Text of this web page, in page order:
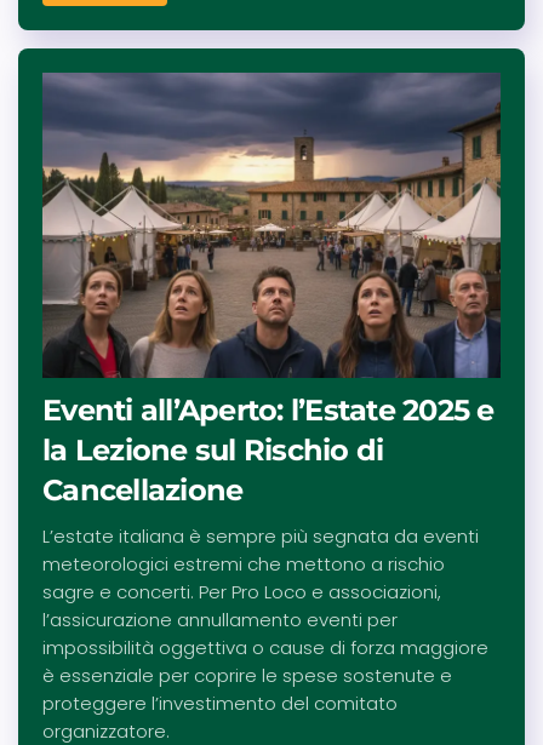
Eventi all’Aperto: l’Estate 2025 e
la Lezione sul Rischio di
Cancellazione
L’estate italiana è sempre più segnata da eventi
meteorologici estremi che mettono a rischio
sagre e concerti. Per Pro Loco e associazioni,
l’assicurazione annullamento eventi per
impossibilità oggettiva o cause di forza maggiore
è essenziale per coprire le spese sostenute e
proteggere l’investimento del comitato
organizzatore.